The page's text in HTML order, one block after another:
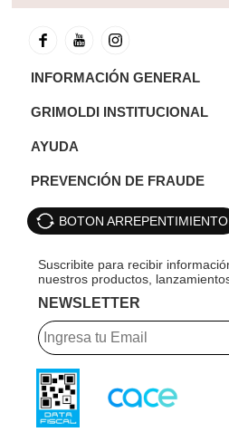
INFORMACIÓN GENERAL
GRIMOLDI INSTITUCIONAL
AYUDA
PREVENCIÓN DE FRAUDE
BOTON ARREPENTIMIENTO
NEWSLETTER